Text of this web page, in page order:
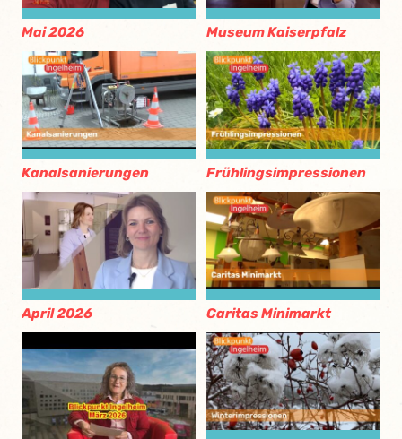
Mai 2026 Museum Kaiserpfalz
Kanalsanierungen Frühlingsimpressionen
April 2026 Caritas Minimarkt